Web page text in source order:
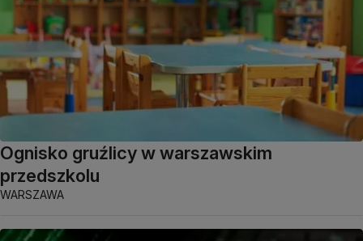
Ognisko gruźlicy w warszawskim
przedszkolu
WARSZAWA